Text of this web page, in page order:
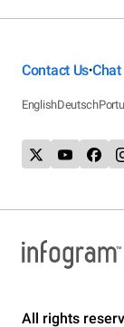
Contact Us•
EnglishDeutsch
All rights